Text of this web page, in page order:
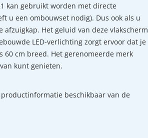
kan gebruikt worden met directe
u een ombouwset nodig). Dus ook als u
Het geluid van deze vlakscherm
LED-verlichting zorgt ervoor dat je
60 cm breed. Het gerenomeerde merk
kunt genieten.
beschikbaar van de